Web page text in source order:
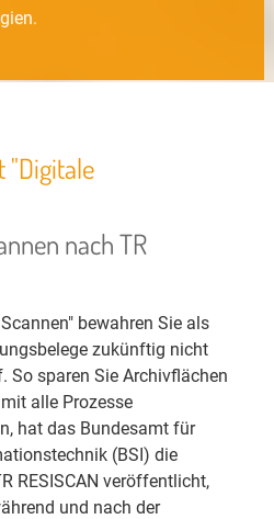
"Digitale
nach TR
bewahren Sie als
zukünftig nicht
So sparen Sie Archivflächen
alle Prozesse
hat das Bundesamt für
(BSI) die
RESISCAN veröffentlicht,
und nach der